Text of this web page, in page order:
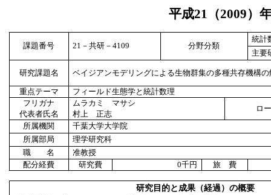
平成21 （2009）
課題番号 21 －共研－4109 分野分類
統計
主要
研究課題名 ベイジアンモデリングによる生物群集の多種共存機構の
重点テーマ
フィールド生態学と統計数理
フリガナ
代表者氏名
ムラカミ マサシ
村上 正志
ロ
所属機関
千葉大学大学院
所属部局
理学研究科
職 名
准教授
配分経費
研究費 0千円 旅 費
研究目的と成果（経過）の概要